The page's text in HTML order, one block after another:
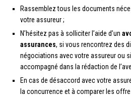
Rassemblez tous les documents
votre assureur ;
N’hésitez pas à solliciter l’aide d’un
assurances, si vous rencontrez des
négociations avec votre assureur ou
accompagné dans la rédaction de
En cas de désaccord avec votre
la concurrence et à comparer les